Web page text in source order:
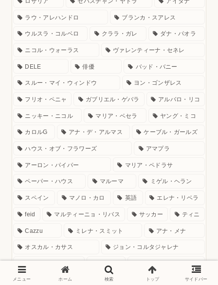
ラウ・アレハンドロ ブランカ・スアレス
ウルスラ・コルベロ クララ・ガレ ダナ・パオラ
ニコル・ウォーラス ヴァレンティーナ・セネレ
DELE 俳優 バッド・バニー
スルー・マイ・ウィンドウ ヨン・ゴンザレス
フリオ・ペニャ ガブリエル・ゲバラ アルバロ・リコ
ニッキー・ニコル マリア・ベセラ ヤング・ミコ
カロルG アナ・デ・アルマス ケーブル・ガールズ
ハウス・オブ・フラワーズ アマプラ
アーロン・パイパー マリア・ペドラサ
ペーパー・ハウス マルーマ ミゲル・ヘラン
スペイン マノロ・カロ 英語 エレナ・リベラ
feid マルティーニョ・リバス サッカー ティニ
Cazzu ミレナ・スミット アナ・メナ
オスカル・カサス ジョン・コルタジャレナ
マヌ・リオス レスピーラ アナ・カスティーリョ
メニュー ホーム 検索 トップ サイドバー